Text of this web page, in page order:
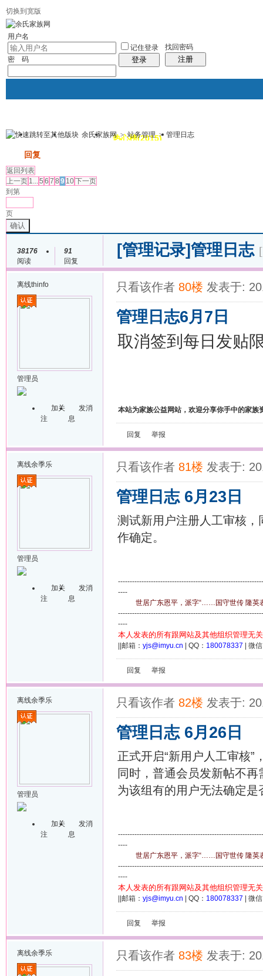
切换到宽版
用户名
密 码
记住登录
登录
找回密码
注册
我的 讨论区 热心榜(2015) 风采堂
余氏家族网 > 站务管理 > 管理日志
回复
返回列表
上一页 1...5 6 7 8 9 10下一页
到第
页
确认
38176
阅读
91
回复
[管理记录]管理日志
离线thinfo
管理员
加关
注
发消
息
只看该作者 80楼 发表于:
管理日志6月7日
取消签到每日发贴
本站为家族公益网站，欢迎分享你手中的家
回复 举报
离线余季乐
管理员
加关
注
发消
息
只看该作者 81楼 发表于:
管理日志 6月23日
测试新用户注册人工审核
作确定。
----
世居广东恩平，派字“……国守世传 隆英表
----
本人发表的所有跟网站及其他组织管理无
||邮箱： yjs@imyu.cn | QQ： 180078337 | 微
回复 举报
离线余季乐
管理员
加关
注
发消
息
只看该作者 82楼 发表于:
管理日志 6月26日
正式开启“新用户人工审核”
同时，普通会员发新帖不
为该组有的用户无法确定是
----
世居广东恩平，派字“……国守世传 隆英表
----
本人发表的所有跟网站及其他组织管理无
||邮箱： yjs@imyu.cn | QQ： 180078337 | 微
回复 举报
离线余季乐 只看该作者 83楼 发表于: